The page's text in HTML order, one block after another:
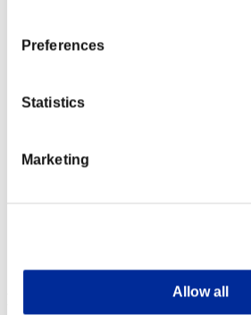
Preferences
Statistics
Marketing
Allow all
Liv. personaggio: 1 o meno